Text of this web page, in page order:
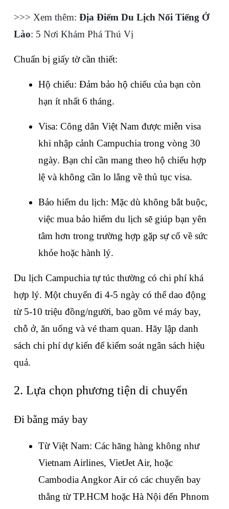
>>> Xem thêm: Địa Điểm Du Lịch Nổi Tiếng Ở
Lào: 5 Nơi Khám Phá Thú Vị
Chuẩn bị giấy tờ cần thiết:
Hộ chiếu: Đảm bảo hộ chiếu của bạn còn
hạn ít nhất 6 tháng.
Visa: Công dân Việt Nam được miễn visa
khi nhập cảnh Campuchia trong vòng 30
ngày. Bạn chỉ cần mang theo hộ chiếu hợp
lệ và không cần lo lắng về thủ tục visa.
Bảo hiểm du lịch: Mặc dù không bắt buộc,
việc mua bảo hiểm du lịch sẽ giúp bạn yên
tâm hơn trong trường hợp gặp sự cố về sức
khỏe hoặc hành lý.
Du lịch Campuchia tự túc thường có chi phí khá
hợp lý. Một chuyến đi 4-5 ngày có thể dao động
từ 5-10 triệu đồng/người, bao gồm vé máy bay,
chỗ ở, ăn uống và vé tham quan. Hãy lập danh
sách chi phí dự kiến để kiểm soát ngân sách hiệu
quả.
2. Lựa chọn phương tiện di chuyển
Đi bằng máy bay
Từ Việt Nam: Các hãng hàng không như
Vietnam Airlines, VietJet Air, hoặc
Cambodia Angkor Air có các chuyến bay
thẳng từ TP.HCM hoặc Hà Nội đến Phnom